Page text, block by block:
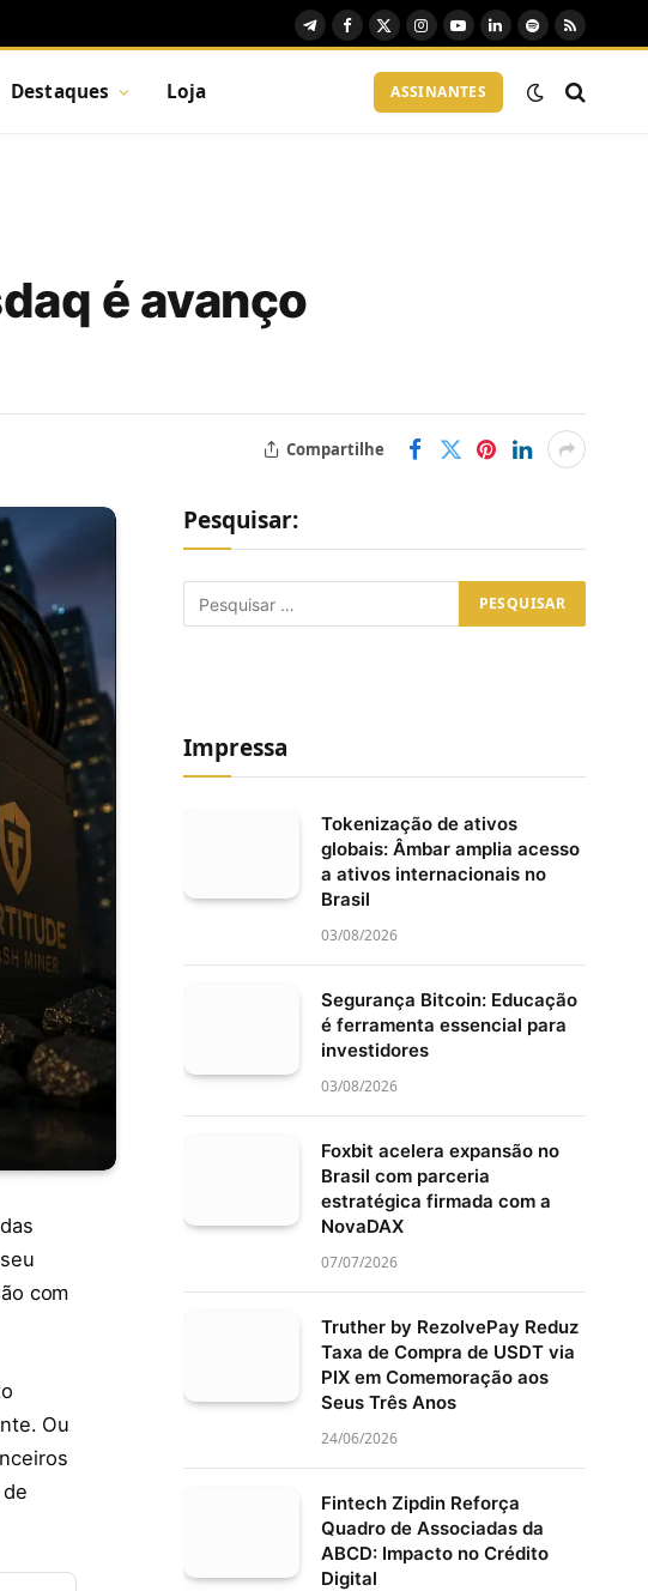
TelegramFacebook
X
Instagram
YouTubeLinkedIn
Spotify
RSS
Destaques Loja ASSINANTES
é avanço
Compartilhe
com
Ou
Pesquisar:
Impressa
Tokenização de ativos
globais: Âmbar amplia acesso
a ativos internacionais no
Brasil
03/08/2026
Segurança Bitcoin: Educação
é ferramenta essencial para
investidores
03/08/2026
Foxbit acelera expansão no
Brasil com parceria
estratégica firmada com a
NovaDAX
07/07/2026
Truther by RezolvePay Reduz
Taxa de Compra de USDT via
PIX em Comemoração aos
Seus Três Anos
24/06/2026
Fintech Zipdin Reforça
Quadro de Associadas da
ABCD: Impacto no Crédito
Digital